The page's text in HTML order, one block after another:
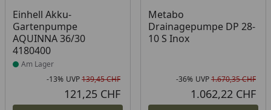
Einhell Akku-
Gartenpumpe
AQUINNA 36/30
4180400
Produkt am Lager
Am Lager
Rabatt in Prozent
-13%
Ursprünglicher Preis
UVP139,45 CHF
121,25 CHF
Metabo
Drainagepumpe DP 28-
10 S Inox
-36% UVP1.670,35 CHF
1.062,22 CHF